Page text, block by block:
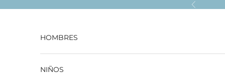
Anterior
HOMBRES
NIÑOS